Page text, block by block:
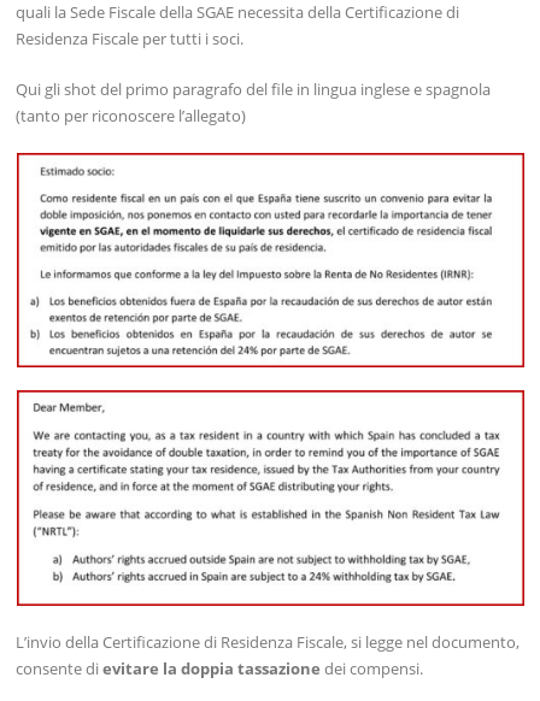
quali la Sede Fiscale della SGAE necessita della Certificazione di
Residenza Fiscale per tutti i soci.
Qui gli shot del primo paragrafo del file in lingua inglese e spagnola
(tanto per riconoscere l’allegato)
L’invio della Certificazione di Residenza Fiscale, si legge nel documento,
consente dievitare la doppia tassazione dei compensi.